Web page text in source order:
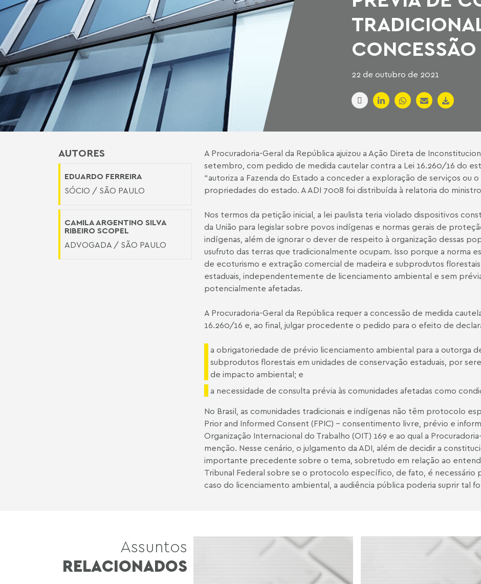
CONCESSÃO
22 de outubro de 2021
AUTORES
EDUARDO FERREIRA
SÓCIO / SÃO PAULO
CAMILA ARGENTINO SILVA
RIBEIRO SCOPEL
ADVOGADA / SÃO PAULO
A Procuradoria-Geral da República ajuizou a Ação Direta de
setembro, com pedido de medida cautelar contra a Lei 16.260/16 do
“autoriza a Fazenda do Estado a conceder a exploração de serviços ou
propriedades do estado. A ADI 7008 foi distribuída à relatoria do
Nos termos da petição inicial, a lei paulista teria violado dispositivos
da União para legislar sobre povos indígenas e normas gerais de
indígenas, além de ignorar o dever de respeito à organização dessas
usufruto das terras que tradicionalmente ocupam. Isso porque a norma
de ecoturismo e extração comercial de madeira e subprodutos
estaduais, independentemente de licenciamento ambiental e sem
potencialmente afetadas.
A Procuradoria-Geral da República requer a concessão de medida
16.260/16 e, ao final, julgar procedente o pedido para o efeito de
a obrigatoriedade de prévio licenciamento ambiental para a outorga
subprodutos florestais em unidades de conservação estaduais, por
de impacto ambiental; e
a necessidade de consulta prévia às comunidades afetadas como
No Brasil, as comunidades tradicionais e indígenas não têm protocolo
Prior and Informed Consent (FPIC) – consentimento livre, prévio e
Organização Internacional do Trabalho (OIT) 169 e ao qual a
menção. Nesse cenário, o julgamento da ADI, além de decidir a
importante precedente sobre o tema, sobretudo em relação ao
Tribunal Federal sobre se o protocolo específico, de fato, é necessário
caso do licenciamento ambiental, a audiência pública poderia suprir tal
Assuntos
RELACIONADOS